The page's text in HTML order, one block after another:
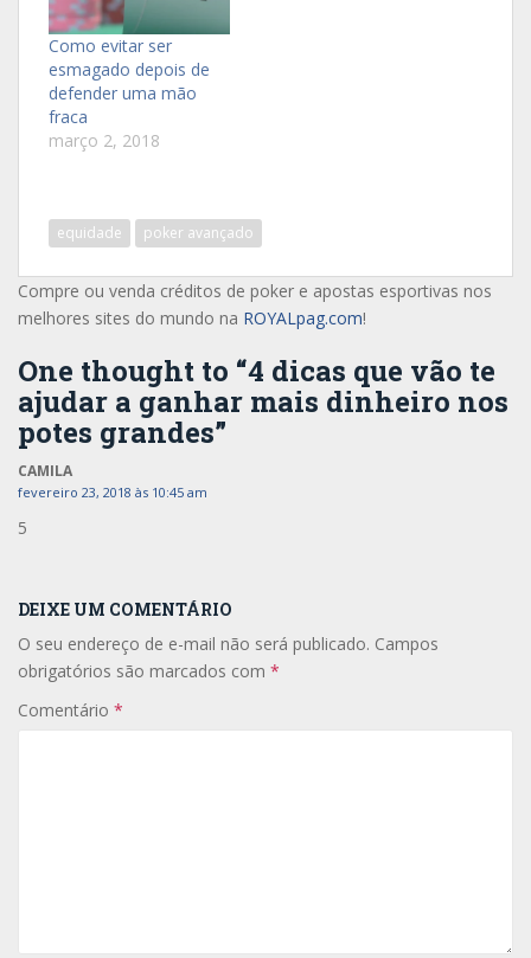
Como evitar ser
esmagado depois de
defender uma mão
fraca
março 2, 2018
equidade poker avançado
Compre ou venda créditos de poker e apostas esportivas nos
melhores sites do mundo na ROYALpag.com!
One thought to “4 dicas que vão te
ajudar a ganhar mais dinheiro nos
potes grandes”
CAMILA
fevereiro 23, 2018 às 10:45 am
5
DEIXE UM COMENTÁRIO
O seu endereço de e-mail não será publicado. Campos
obrigatórios são marcados com *
Comentário *